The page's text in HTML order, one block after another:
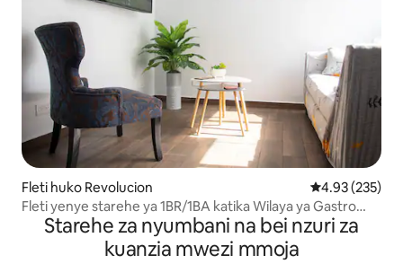
Fleti huko Revolucion Ukadiriaji wa
4.93 (235)
Fleti yenye starehe ya 1BR/1BA katika Wilaya ya Gastro
150-10Starehe za nyumbani na bei nzuri za
kuanzia mwezi mmoja